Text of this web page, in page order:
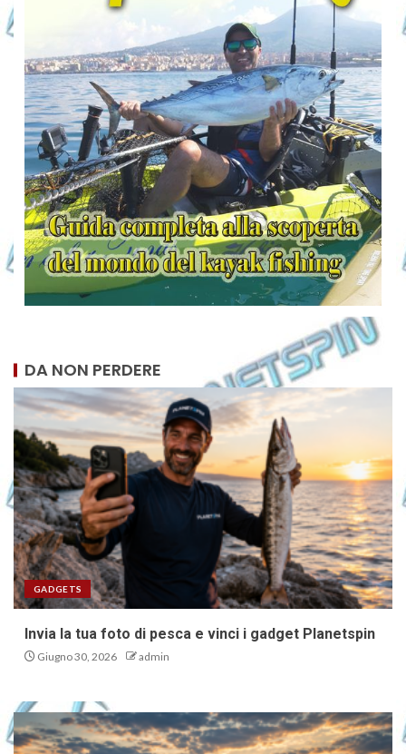
DA NON PERDERE
GADGETS
Invia la tua foto di pesca e vinci i gadget Planetspin
Giugno 30, 2026 admin